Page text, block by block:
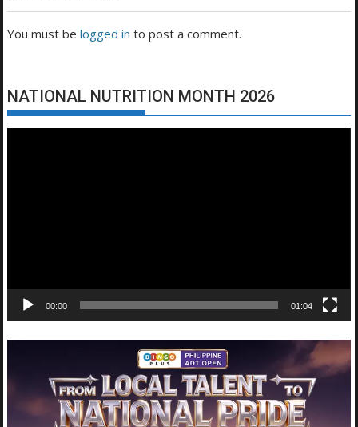
You must belogged in to post a comment.
NATIONAL NUTRITION MONTH 2026
00:00 01:04